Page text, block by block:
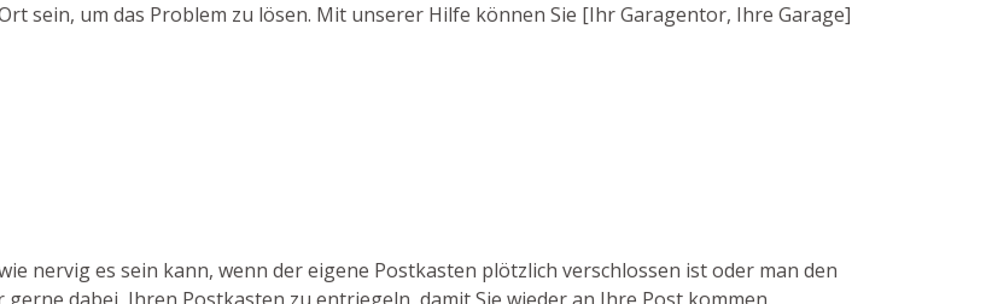
sein, um das Problem zu lösen. Mit unserer Hilfe können Sie [Ihr Garagentor, Ihre Garage]
nervig es sein kann, wenn der eigene Postkasten plötzlich verschlossen ist oder man den